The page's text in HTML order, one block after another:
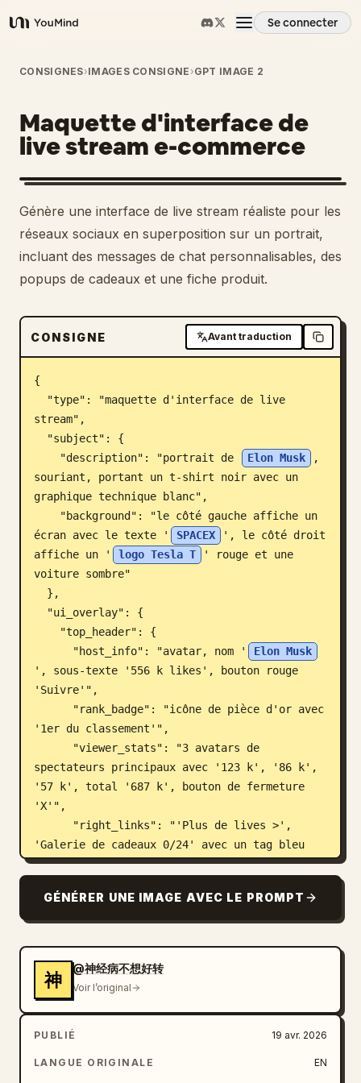
YouMind
Se connecter
Aperçu
Cas d'usage
Compétences
Invites
Tarifs
Télécharger
Blog
Mises à jour
CONSIGNES›IMAGES CONSIGNE ›GPT IMAGE 2
Maquette d'interface de
live stream e-commerce
Génère une interface de live stream réaliste pour les
réseaux sociaux en superposition sur un portrait,
incluant des messages de chat personnalisables, des
popups de cadeaux et une fiche produit.
CONSIGNE Avant traduction
{
stream",
    "description": "portrait de
Elon Musk
,
souriant, portant un t-shirt noir avec un
graphique technique blanc",
écran avec le texte '
SPACEX
', le côté droit
affiche un '
logo Tesla T
' rouge et une
voiture sombre"
      "host_info": "avatar, nom '
Elon Musk
', sous-texte '556 k likes', bouton rouge
'Suivre'",
'1er du classement'",
spectateurs principaux avec '123 k', '86 k',
'57 k', total '687 k', bouton de fermeture
'X'",
'Galerie de cadeaux 0/24' avec un tag bleu
'Classique'"
    "mid_left_gifts": {
      "count": 2,
        "avatar 'Amateur de technologie',
'envoie un cœur', icône cœur x 1314",
        "avatar 'Océan d'étoiles', 'envoie
une fusée', icône fusée x 666"
      ]
    },
GÉNÉRER UNE IMAGE AVEC LE PROMPT
神
@神经病不想好转
Voir l’original
PUBLIÉ 19 avr. 2026
LANGUE ORIGINALE EN